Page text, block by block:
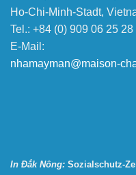
Ho-Chi-Minh-Stadt,
Tel.: +84 (0) 909 06 25 28
E-Mail:
nhamayman@maison-
In Đắk Nông: Sozialschutz-